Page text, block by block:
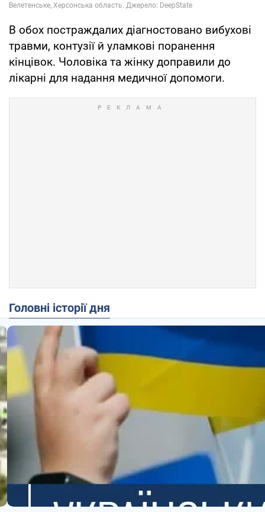
В обох постраждалих діагностовано вибухові
травми, контузії й уламкові поранення
кінцівок. Чоловіка та жінку доправили до
лікарні для надання медичної допомоги.
Головні історії дня